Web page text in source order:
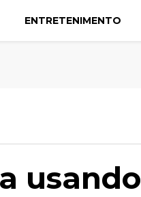
ENTRETENIMENTO
usando